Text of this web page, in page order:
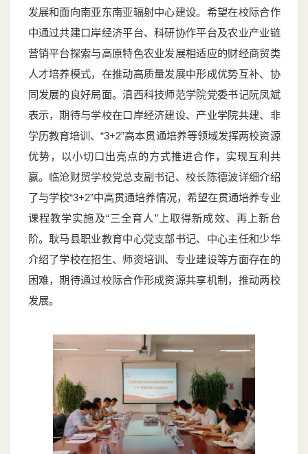
发展和面向南亚东南亚辐射中心建设。希望在校际合作
中通过共建口岸经济平台、科研协作平台及农业产业链
营销平台探索与高原特色农业发展相适应的财经商贸类
人才培养模式，在推动高质量发展中形成优势互补、协
同发展的良好局面。滇西科技师范学院党委书记阮凤斌
表示，期待与学校在口岸经济建设、产业学院共建、非
学历教育培训、“3+2”高本贯通培养等领域发挥两校资源
优势，以小切口出亮点的方式推进合作，实现互利共
赢。临沧财贸学校党总支副书记、校长陈德波详细介绍
了与学校“3+2”中高贯通培养情况，希望在贯通培养专业
课程教学实施及“三全育人”上取得新成效、再上新台
阶。耿马县职业教育中心党支部书记、中心主任和少华
介绍了学校在招生、师资培训、专业建设等方面存在的
困难，期待通过校际合作形成资源共享机制，推动两校
发展。